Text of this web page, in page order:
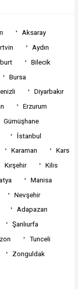
Aksaray
Aydın
Bilecik
Bursa
Diyarbakır
Erzurum
Gümüşhane
İstanbul
Karaman
Kars
Kırşehir
Kilis
Manisa
Nevşehir
Adapazarı
Şanlıurfa
Tunceli
Zonguldak